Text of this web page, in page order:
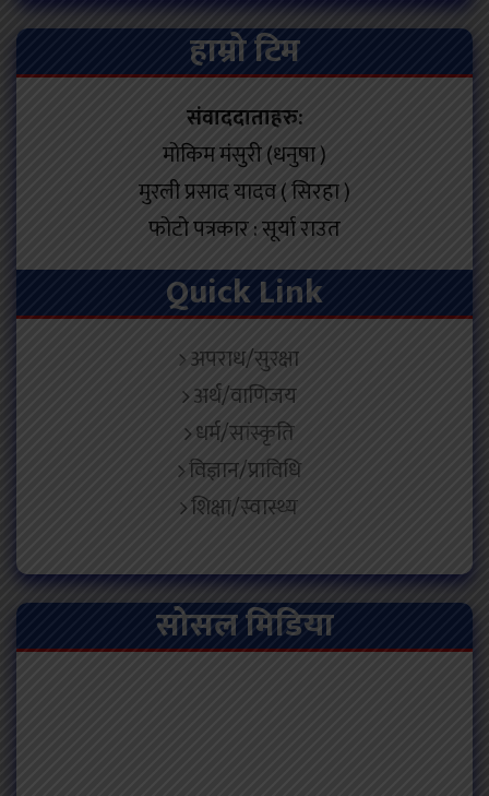
हाम्रो टिम
संवाददाताहरु:
मोकिम मंसुरी (धनुषा )
मुरली प्रसाद यादव ( सिरहा )
फोटो पत्रकार : सूर्या राउत
Quick Link
अपराध/सुरक्षा
अर्थ/वाणिजय
धर्म/सांस्कृति
विज्ञान/प्राविधि
शिक्षा/स्वास्थ्य
सोसल मिडिया